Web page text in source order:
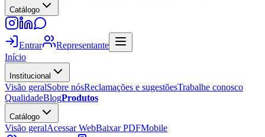
Catálogo
Entrar
Representante
Início
Institucional
Visão geralSobre nósReclamações e sugestõesTrabalhe conosco
QualidadeBlogProdutos
Catálogo
Visão geralAcessar WebBaixar PDFMobile